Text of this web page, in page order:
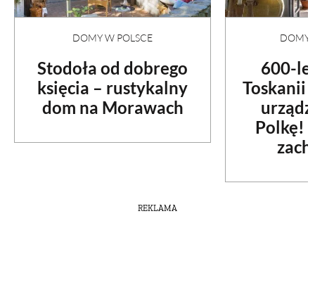
DOMY W POLSCE
Stodoła od dobrego
księcia – rustykalny
dom na Morawach
DOMY
600-
Toskanii
Polkę!
REKLAMA